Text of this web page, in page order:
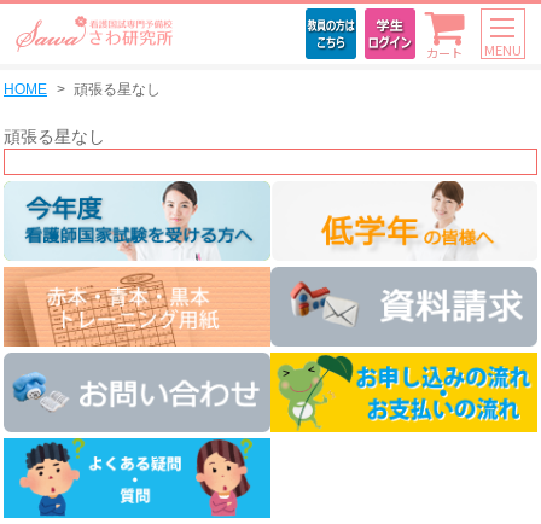
カート MENU
HOME 頑張る星なし
頑張る星なし